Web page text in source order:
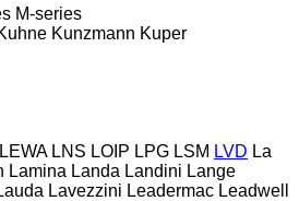
M-series
Kunzmann Kuper
LEWA LNS LOIP LPG LSM LVD La
Lamina Landa Landini Lange
Lavezzini Leadermac Leadwell